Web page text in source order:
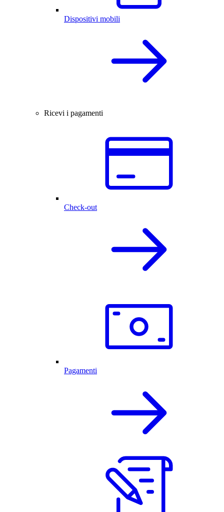
Dispositivi mobili
Ricevi i pagamenti
Check-out
Pagamenti